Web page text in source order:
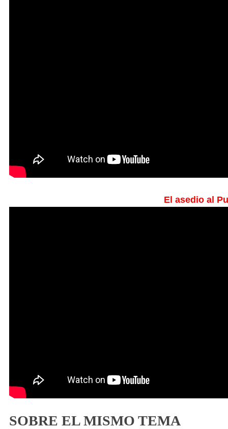
El asedio al
SOBRE EL MISMO TEMA